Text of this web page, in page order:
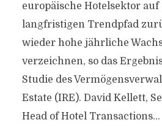
europäische Hotelsektor auf
langfristigen Trendpfad
wieder hohe jährliche
verzeichnen, so das
Studie des
Estate (IRE). David Kellett,
Head of Hotel Transactions...